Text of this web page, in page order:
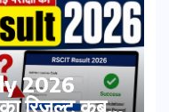
2026
रिजल्ट कब